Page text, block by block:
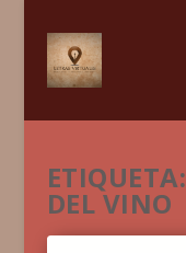
ETIQUETA:
DEL VINO